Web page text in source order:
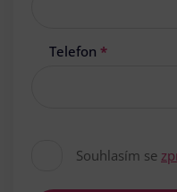
Telefon *
Souhlasím se